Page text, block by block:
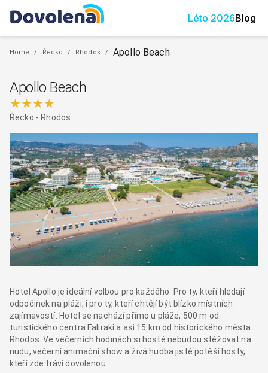
Léto 2026Blog
Home / Řecko / Rhodos / Apollo Beach
Apollo Beach
★★★★
Řecko - Rhodos
Hotel Apollo je ideální volbou pro každého. Pro ty, kteří hledají
odpočinek na pláži, i pro ty, kteří chtějí být blízko místních
zajímavostí. Hotel se nachází přímo u pláže, 500 m od
turistického centra Faliraki a asi 15 km od historického města
Rhodos. Ve večerních hodinách si hosté nebudou stěžovat na
nudu, večerní animační show a živá hudba jistě potěší hosty,
kteří zde tráví dovolenou.